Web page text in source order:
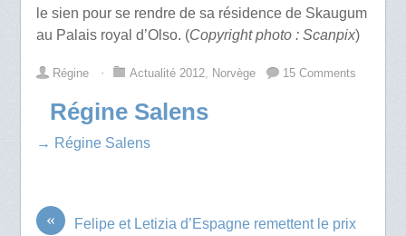
le sien pour se rendre de sa résidence de Skaugum
au Palais royal d’Olso. (Copyright photo : Scanpix)
Régine ⋅ Actualité 2012, Norvège 15 Comments
Régine Salens
→ Régine Salens
«
Felipe et Letizia d’Espagne remettent le prix